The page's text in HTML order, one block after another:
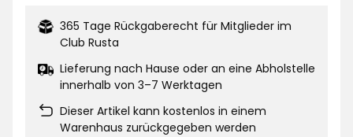
365 Tage Rückgaberecht für Mitglieder im
Club Rusta
Lieferung nach Hause oder an eine Abholstelle
innerhalb von 3–7 Werktagen
Dieser Artikel kann kostenlos in einem
Warenhaus zurückgegeben werden